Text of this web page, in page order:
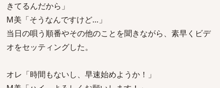
きてるんだから」
M美「そうなんですけど…」
当日の唄う順番やその他のことを聞きながら、素早くビデ
オをセッティングした。
オレ「時間もないし、早速始めようか！」